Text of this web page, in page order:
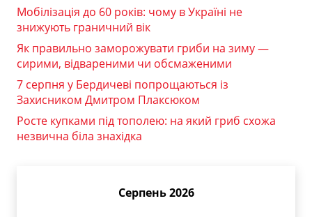
Мобілізація до 60 років: чому в Україні не
знижують граничний вік
Як правильно заморожувати гриби на зиму —
сирими, відвареними чи обсмаженими
7 серпня у Бердичеві попрощаються із
Захисником Дмитром Плаксюком
Росте купками під тополею: на який гриб схожа
незвична біла знахідка
Серпень 2026